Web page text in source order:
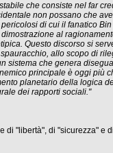
che consiste nel far
non possano che
di cui il fanatico
al
Questo discorso si
allo scopo di
sistema che genera
principale è oggi più
planetario della logica
dei rapporti sociali."
di "libertà", di "sicurezza" e